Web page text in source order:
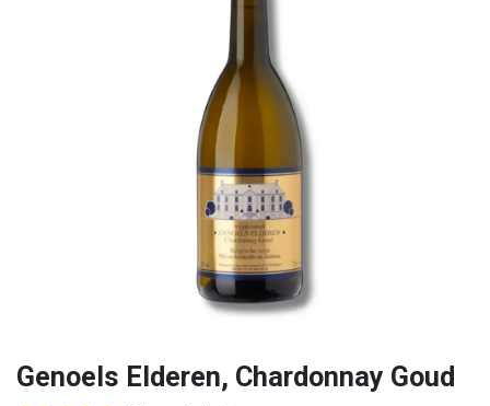
Genoels Elderen, Chardonnay Goud